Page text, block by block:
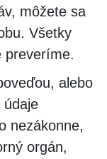
môžete sa
Všetky
preveríme.
alebo
údaje
nezákonne,
orgán,